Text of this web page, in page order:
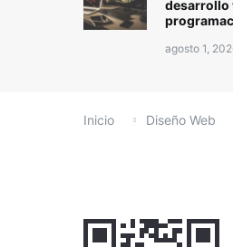
desarrollo
agosto 1,
Inicio Diseño Web